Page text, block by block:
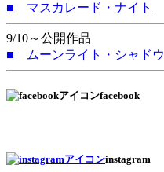
■ マスカレード・ナイト
9/10～公開作品
■ ムーンライト・シャドウ
facebook
instagram